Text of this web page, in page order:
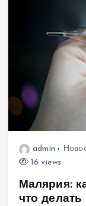
admin
16 views
Малярия:
что делать